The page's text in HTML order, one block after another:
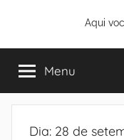
o
conteúdo
Aqui
Menu
Dia: 28 de